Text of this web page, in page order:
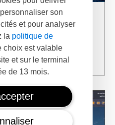
Learn more
son
et pour analyser
la politique de
choix est valable
et sur le terminal
de 13 mois.